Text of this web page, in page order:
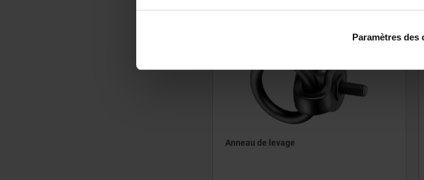
Paramètres des
Anneau de levage